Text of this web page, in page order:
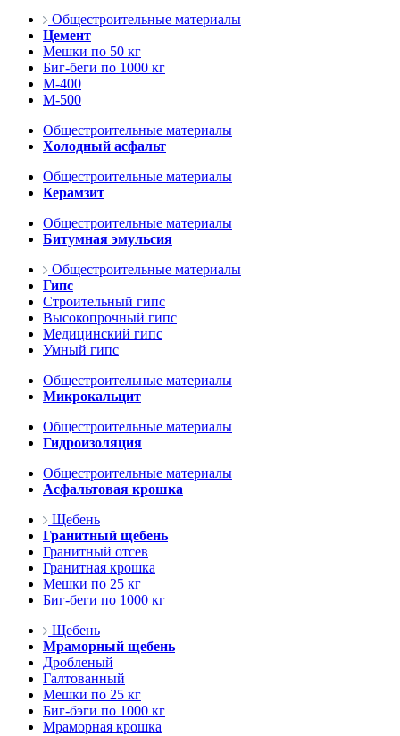
Общестроительные материалы
Цемент
Мешки по 50 кг
Биг-беги по 1000 кг
М-400
М-500
Общестроительные материалы
Холодный асфальт
Общестроительные материалы
Керамзит
Общестроительные материалы
Битумная эмульсия
Общестроительные материалы
Гипс
Строительный гипс
Высокопрочный гипс
Медицинский гипс
Умный гипс
Общестроительные материалы
Микрокальцит
Общестроительные материалы
Гидроизоляция
Общестроительные материалы
Асфальтовая крошка
Щебень
Гранитный щебень
Гранитный отсев
Гранитная крошка
Мешки по 25 кг
Биг-беги по 1000 кг
Щебень
Мраморный щебень
Дробленый
Галтованный
Мешки по 25 кг
Биг-бэги по 1000 кг
Мраморная крошка